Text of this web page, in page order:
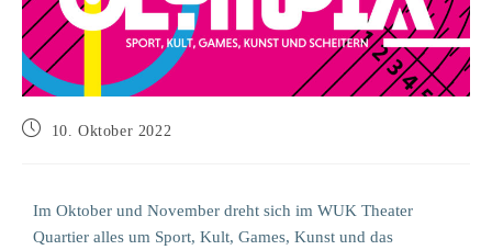
10. Oktober 2022
Im Oktober und November dreht sich im WUK Theater
Quartier alles um Sport, Kult, Games, Kunst und das